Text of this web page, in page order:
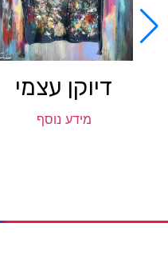
דיוקן עצמי
מידע נוסף